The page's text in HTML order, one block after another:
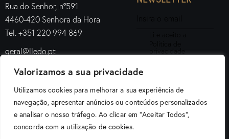
Valorizamos a sua privacidade
Utilizamos cookies para melhorar a sua experiência de
navegação, apresentar anúncios ou conteúdos personalizados
e analisar o nosso tráfego. Ao clicar em "Aceitar Todos",
concorda com a utilização de cookies.
Rua do Senhor, nº591
4460-420 Senhora da Hora
Tel. +351 220 994 869
geral@lledo.pt
privacidade
Lledo Iluminação Portugal © 2026. Todos os direitos